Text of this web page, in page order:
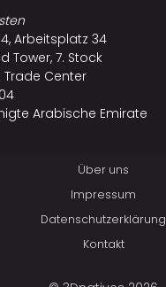
Arbeitsplatz 34
Tower, 7. Stock
Trade Center
Arabische Emirate
Über uns
Impressum
Datenschutzerklärung
Kontakt